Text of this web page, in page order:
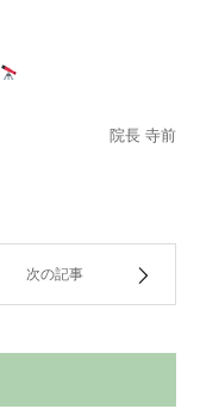
院長 寺前
次の記事